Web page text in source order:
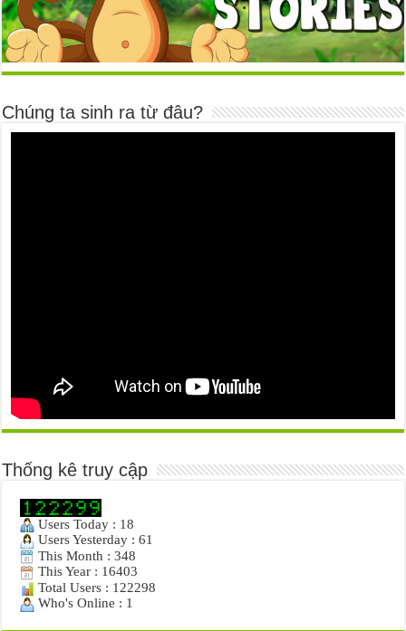
Chúng ta sinh ra từ đâu?
Thống kê truy cập
Users Today : 18
Users Yesterday : 61
This Month : 348
This Year : 16403
Total Users : 122298
Who's Online : 1